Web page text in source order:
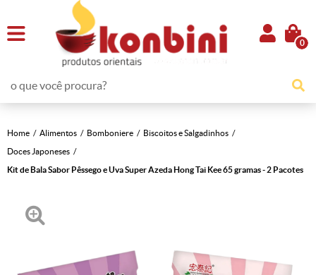
0
Home Alimentos Bomboniere
Biscoitos e Salgadinhos
Doces Japoneses
Kit de Bala Sabor Pêssego e Uva Super Azeda Hong Tai Kee 65 gramas - 2 Pacotes